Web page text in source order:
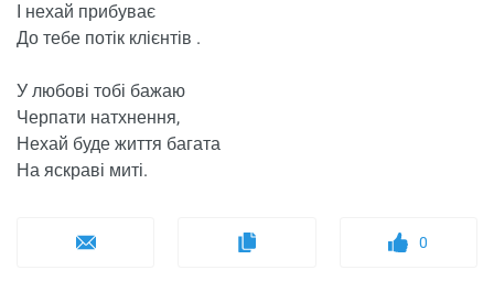
І нехай прибуває
До тебе потік клієнтів .
У любові тобі бажаю
Черпати натхнення,
Нехай буде життя багата
На яскраві миті.
0